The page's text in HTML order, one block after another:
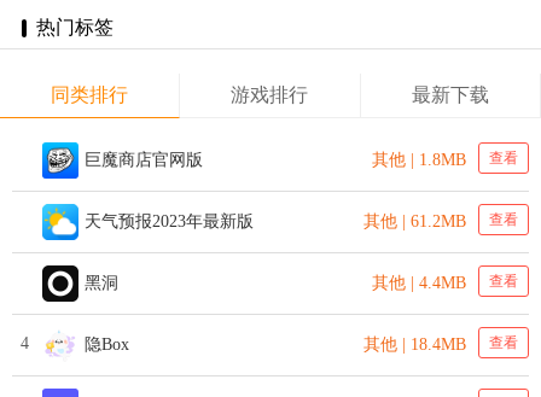
热门标签
同类排行 游戏排行 最新下载
巨魔商店官网版 其他 | 1.8MB 查看
天气预报2023年最新版 其他 | 61.2MB 查看
黑洞 其他 | 4.4MB 查看
4 隐Box 其他 | 18.4MB 查看